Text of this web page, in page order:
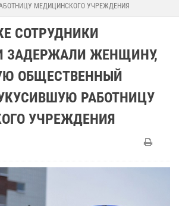
МЕДИЦИНСКОГО УЧРЕЖДЕНИЯ
СОТРУДНИКИ
ЗАДЕРЖАЛИ ЖЕНЩИНУ,
ОБЩЕСТВЕННЫЙ
РАБОТНИЦУ
УЧРЕЖДЕНИЯ